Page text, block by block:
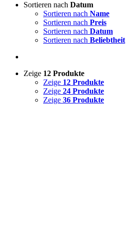
Sortieren nach Datum
Sortieren nach Name
Sortieren nach Preis
Sortieren nach Datum
Sortieren nach Beliebtheit
Zeige 12 Produkte
Zeige 12 Produkte
Zeige 24 Produkte
Zeige 36 Produkte